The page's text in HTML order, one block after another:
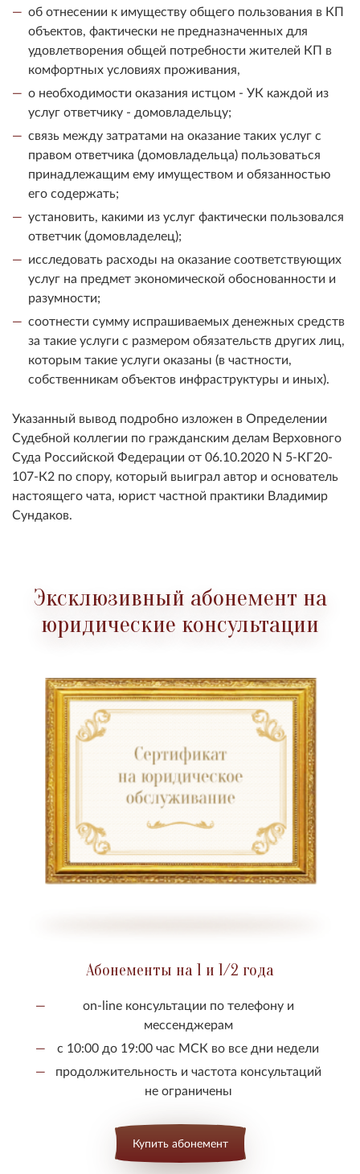
об отнесении к имуществу общего пользования в КП
объектов, фактически не предназначенных для
удовлетворения общей потребности жителей КП в
комфортных условиях проживания,
о необходимости оказания истцом - УК каждой из
услуг ответчику - домовладельцу;
связь между затратами на оказание таких услуг с
правом ответчика (домовладельца) пользоваться
принадлежащим ему имуществом и обязанностью
его содержать;
установить, какими из услуг фактически пользовался
ответчик (домовладелец);
исследовать расходы на оказание соответствующих
услуг на предмет экономической обоснованности и
разумности;
соотнести сумму испрашиваемых денежных средств
за такие услуги с размером обязательств других лиц,
которым такие услуги оказаны (в частности,
собственникам объектов инфраструктуры и иных).
Указанный вывод подробно изложен в Определении
Судебной коллегии по гражданским делам Верховного
Суда Российской Федерации от 06.10.2020 N 5-КГ20-
107-К2 по спору, который выиграл автор и основатель
настоящего чата, юрист частной практики Владимир
Сундаков.
Эксклюзивный абонемент на
юридические консультации
Абонементы на 1 и 1/2 года
on-line консультации по телефону и
мессенджерам
с 10:00 до 19:00 час МСК во все дни недели
продолжительность и частота консультаций
не ограничены
Купить абонемент